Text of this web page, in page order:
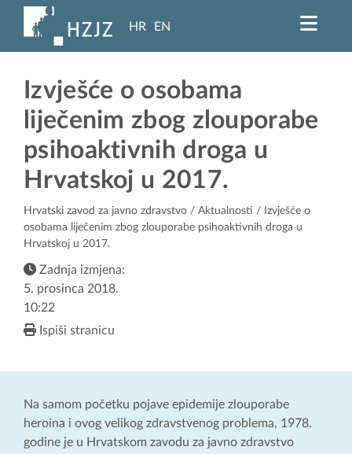
HR EN
Izvješće o osobama
liječenim zbog zlouporabe
psihoaktivnih droga u
Hrvatskoj u 2017.
Hrvatski zavod za javno zdravstvo / Aktualnosti / Izvješće o
osobama liječenim zbog zlouporabe psihoaktivnih droga u
Hrvatskoj u 2017.
Zadnja izmjena:
5. prosinca 2018.
10:22
Ispiši stranicu
Na samom početku pojave epidemije zlouporabe
heroina i ovog velikog zdravstvenog problema, 1978.
godine je u Hrvatskom zavodu za javno zdravstvo